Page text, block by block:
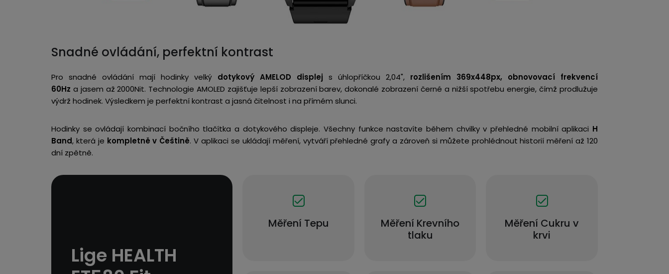
Snadné ovládání, perfektní kontrast
Pro snadné ovládání mají hodinky velký dotykový AMELOD displej s úhlopříčkou 2,04", rozlišením 369x448px, obnovovací frekvencí
60Hz a jasem až 2000Nit. Technologie AMOLED zajišťuje lepší zobrazení barev, dokonalé zobrazení černé a nižší spotřebu energie, čímž prodlužuje
výdrž hodinek. Výsledkem je perfektní kontrast a jasná čitelnost i na přímém slunci.
Hodinky se ovládají kombinací bočního tlačítka a dotykového displeje. Všechny funkce nastavíte během chvilky v přehledné mobilní aplikaci H
Band, která je kompletně v Češtině. V aplikaci se ukládají měření, vytváří přehledné grafy a zároveň si můžete prohlédnout historií měření až 120
dní zpětně.
Lige HEALTH
Měření Tepu
Měření Krevního
tlaku
Měření Cukru v
krvi